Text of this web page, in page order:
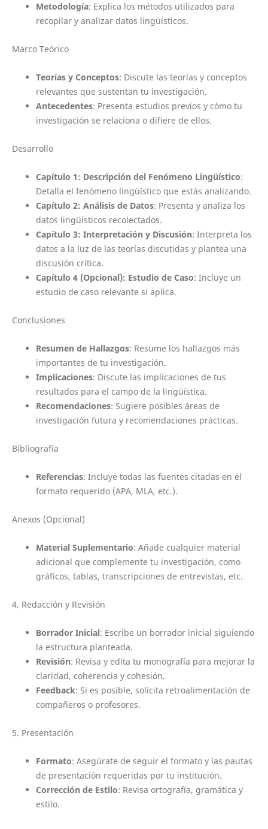
Metodología: Explica los métodos utilizados para
recopilar y analizar datos lingüísticos.
Marco Teórico
Teorías y Conceptos: Discute las teorías y conceptos
relevantes que sustentan tu investigación.
Antecedentes: Presenta estudios previos y cómo tu
investigación se relaciona o difiere de ellos.
Desarrollo
Capítulo 1: Descripción del Fenómeno Lingüístico:
Detalla el fenómeno lingüístico que estás analizando.
Capítulo 2: Análisis de Datos: Presenta y analiza los
datos lingüísticos recolectados.
Capítulo 3: Interpretación y Discusión: Interpreta los
datos a la luz de las teorías discutidas y plantea una
discusión crítica.
Capítulo 4 (Opcional): Estudio de Caso: Incluye un
estudio de caso relevante si aplica.
Conclusiones
Resumen de Hallazgos: Resume los hallazgos más
importantes de tu investigación.
Implicaciones: Discute las implicaciones de tus
resultados para el campo de la lingüística.
Recomendaciones: Sugiere posibles áreas de
investigación futura y recomendaciones prácticas.
Bibliografía
Referencias: Incluye todas las fuentes citadas en el
formato requerido (APA, MLA, etc.).
Anexos (Opcional)
Material Suplementario: Añade cualquier material
adicional que complemente tu investigación, como
gráficos, tablas, transcripciones de entrevistas, etc.
4. Redacción y Revisión
Borrador Inicial: Escribe un borrador inicial siguiendo
la estructura planteada.
Revisión: Revisa y edita tu monografía para mejorar la
claridad, coherencia y cohesión.
Feedback: Si es posible, solicita retroalimentación de
compañeros o profesores.
5. Presentación
Formato: Asegúrate de seguir el formato y las pautas
de presentación requeridas por tu institución.
Corrección de Estilo: Revisa ortografía, gramática y
estilo.